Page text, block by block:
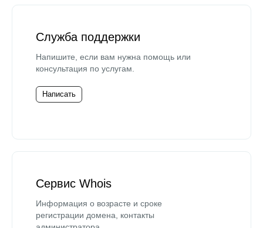
Служба поддержки
Напишите, если вам нужна помощь или
консультация по услугам.
Написать
Сервис Whois
Информация о возрасте и сроке
регистрации домена, контакты